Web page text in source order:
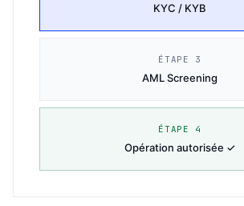
KYC / KYB
ÉTAPE 3
AML Screening
ÉTAPE 4
Opération autorisée ✓